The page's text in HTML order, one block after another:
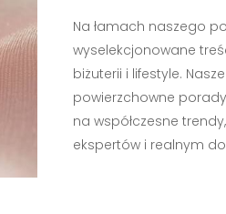
Na łamach naszego
wyselekcjonowane
biżuterii i lifestyle.
powierzchowne
na współczesne
ekspertów i realnym